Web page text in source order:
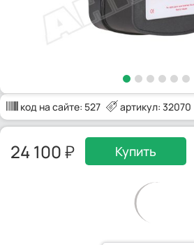
код на сайте: 527 артикул: 32070
24 100 Купить